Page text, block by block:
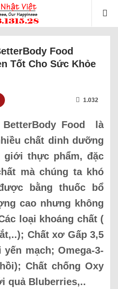
Food
Tốt Cho Sức Khỏe
1.032
Food là
chất dinh dưỡng
giới thực phẩm, đặc
mà chúng ta khó
bằng thuốc bổ
cao nhưng không
loại khoáng chất (
Chất xơ Gấp 3,5
mạch; Omega-3-
Chất chống Oxy
quả Bluberries,..